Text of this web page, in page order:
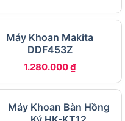
DC (CXT)
(BL)
2.900 vòng/phút
inch hex (6.35mm)
Máy Khoan Makita
DDF453Z
1.280.000₫
Máy Khoan Bàn Hồng